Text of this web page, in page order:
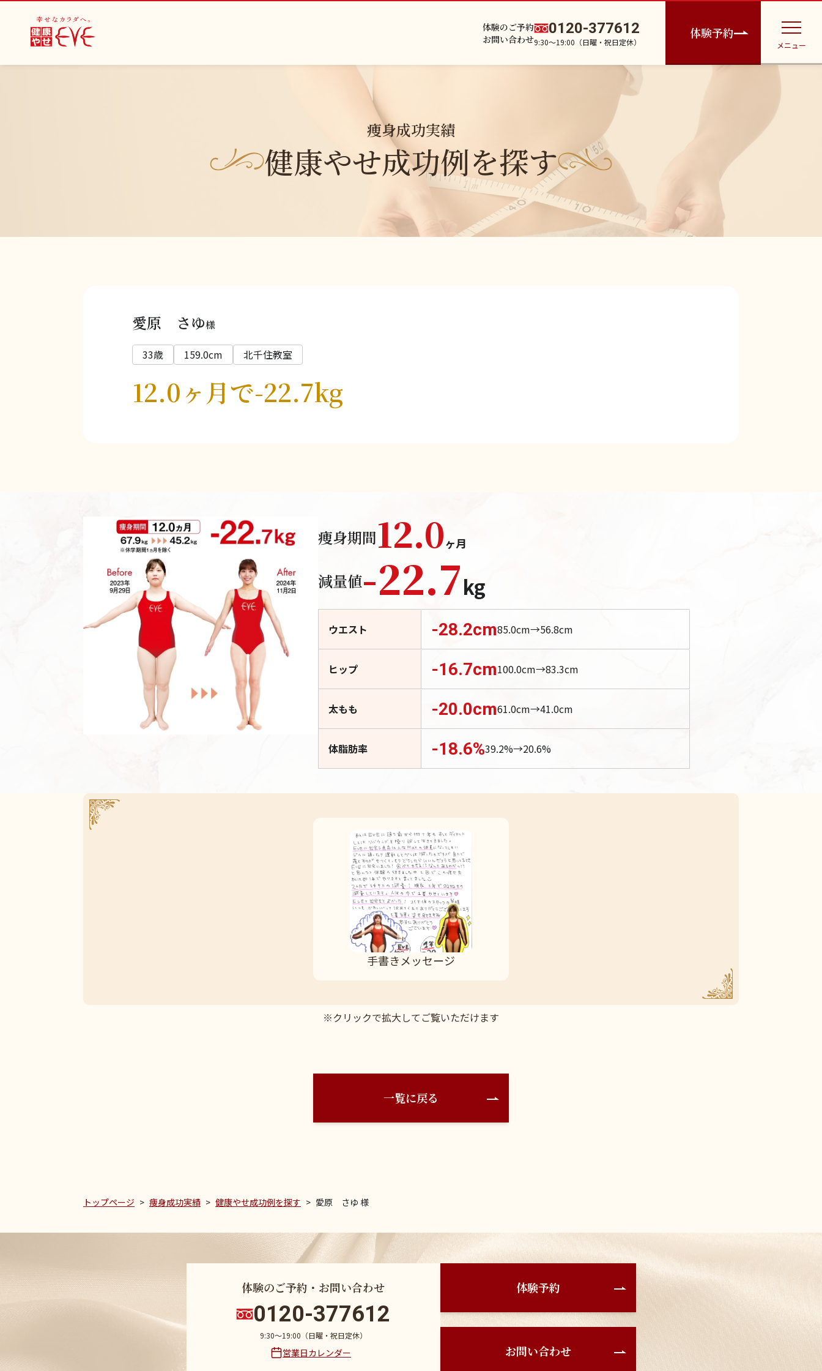
体験のご予約
お問い合わせ
0120-377612
9:30〜19:00（日曜・祝日定休）
体験予約
メニュー
痩身成功実績
健康やせ成功例を探す
愛原 さゆ様
33歳 159.0cm 北千住教室
12.0ヶ月で-22.7kg
痩身期間12.0ヶ月
減量値-22.7kg
ウエスト -28.2cm85.0cm→56.8cm
ヒップ -16.7cm100.0cm→83.3cm
太もも -20.0cm61.0cm→41.0cm
体脂肪率 -18.6%39.2%→20.6%
手書きメッセージ
※クリックで拡大してご覧いただけます
一覧に戻る
トップページ 痩身成功実績 健康やせ成功例を探す 愛原 さゆ 様
体験のご予約・お問い合わせ
0120-377612
9:30〜19:00（日曜・祝日定休）
営業日カレンダー
体験予約
お問い合わせ